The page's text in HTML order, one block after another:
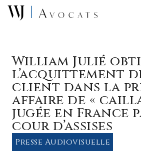
Skip to main content
William Julié
l’acquittement
client dans la
affaire de «
jugée en France
cour d’assises
Presse Audiovisuelle